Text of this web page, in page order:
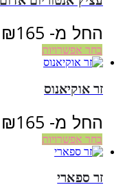
החל מ- ₪165
בחר אפשרויות
זר אוקיאנוס
החל מ- ₪165
בחר אפשרויות
זר ספארי